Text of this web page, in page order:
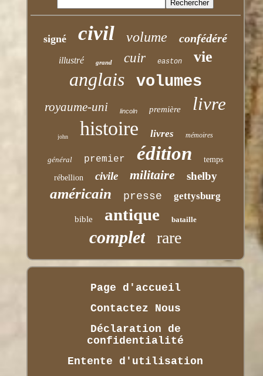
signé civil volume confédéré
illustré grand cuir easton vie
anglais volumes
royaume-uni lincoln première livre
john histoire livres mémoires
général premier édition temps
rébellion civile militaire shelby
américain presse gettysburg
bible antique bataille
complet rare
Page d'accueil
Contactez Nous
Déclaration de
confidentialité
Entente d'utilisation